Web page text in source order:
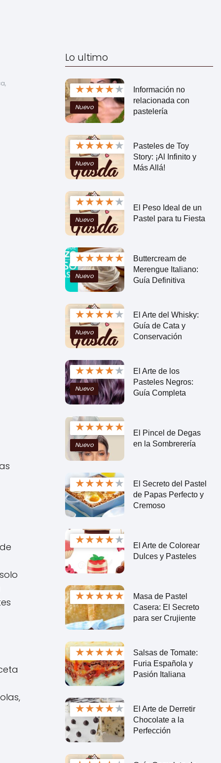
Lo ultimo
★★★★★
Nuevo
Información no
relacionada con
pastelería
★★★★★
Nuevo
Pasteles de Toy
Story: ¡Al Infinito y
Más Allá!
★★★★★
Nuevo
El Peso Ideal de un
Pastel para tu Fiesta
★★★★★
Nuevo
Buttercream de
Merengue Italiano:
Guía Definitiva
★★★★★
Nuevo
El Arte del Whisky:
Guía de Cata y
Conservación
★★★★★
Nuevo
El Arte de los
Pasteles Negros:
Guía Completa
★★★★★
Nuevo
El Pincel de Degas
en la Sombrerería
★★★★★
El Secreto del Pastel
de Papas Perfecto y
Cremoso
★★★★★
El Arte de Colorear
Dulces y Pasteles
★★★★★
Masa de Pastel
Casera: El Secreto
para ser Crujiente
★★★★★
Salsas de Tomate:
Furia Española y
Pasión Italiana
★★★★★
El Arte de Derretir
Chocolate a la
Perfección